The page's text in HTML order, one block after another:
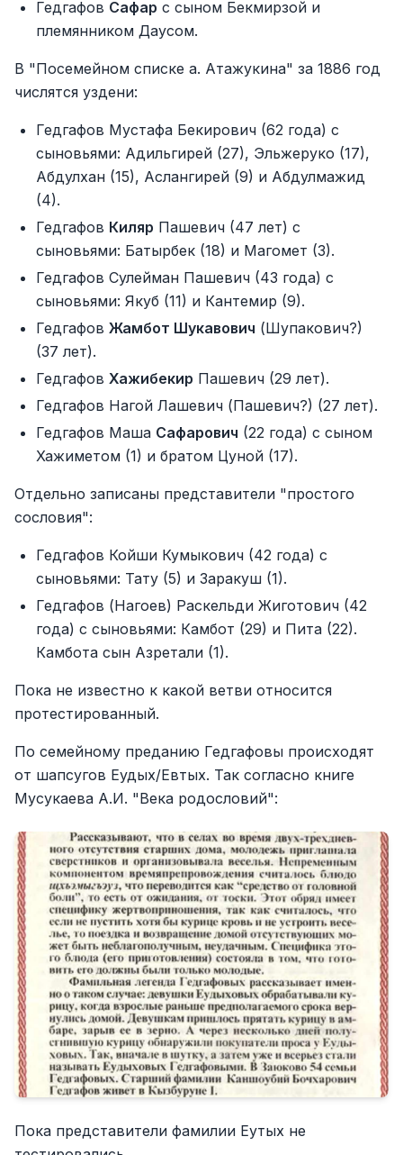
Гедгафов Сафар с сыном Бекмирзой и
племянником Даусом.
В "Посемейном списке а. Атажукина" за 1886 год
числятся уздени:
Гедгафов Мустафа Бекирович (62 года) с
сыновьями: Адильгирей (27), Эльжеруко (17),
Абдулхан (15), Аслангирей (9) и Абдулмажид
(4).
Гедгафов Киляр Пашевич (47 лет) с
сыновьями: Батырбек (18) и Магомет (3).
Гедгафов Сулейман Пашевич (43 года) с
сыновьями: Якуб (11) и Кантемир (9).
Гедгафов Жамбот Шукавович (Шупакович?)
(37 лет).
Гедгафов Хажибекир Пашевич (29 лет).
Гедгафов Нагой Лашевич (Пашевич?) (27 лет).
Гедгафов Маша Сафарович (22 года) с сыном
Хажиметом (1) и братом Цуной (17).
Отдельно записаны представители "простого
сословия":
Гедгафов Койши Кумыкович (42 года) с
сыновьями: Тату (5) и Заракуш (1).
Гедгафов (Нагоев) Раскельди Жиготович (42
года) с сыновьями: Камбот (29) и Пита (22).
Камбота сын Азретали (1).
Пока не известно к какой ветви относится
протестированный.
По семейному преданию Гедгафовы происходят
от шапсугов Еудых/Евтых. Так согласно книге
Мусукаева А.И. "Века родословий":
Пока представители фамилии Еутых не